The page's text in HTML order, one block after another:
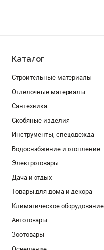
Каталог
Строительные материалы
Отделочные материалы
Сантехника
Скобяные изделия
Инструменты, спецодежда
Водоснабжение и отопление
Электротовары
Дача и отдых
Товары для дома и декора
Климатическое оборудование
Автотовары
Зоотовары